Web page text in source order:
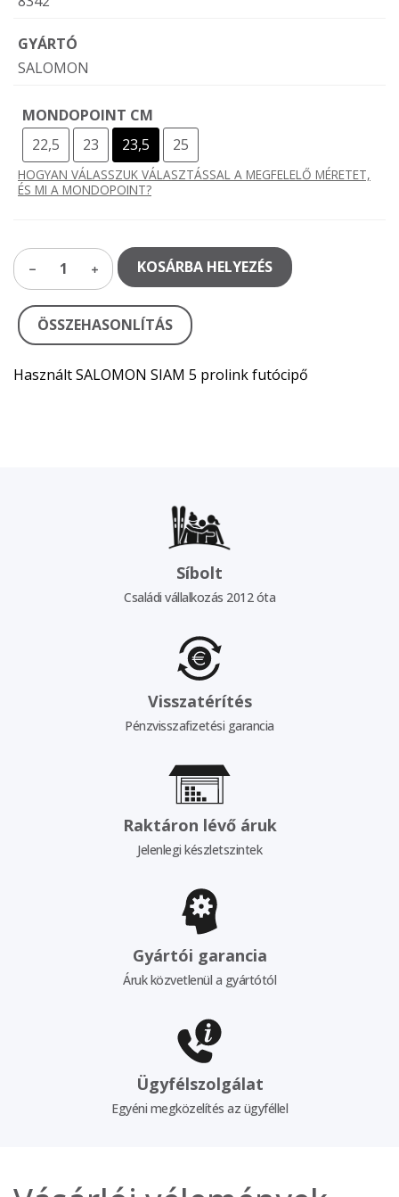
GYÁRTÓ
SALOMON
MONDOPOINT CM
22,5
23 23,5 25
HOGYAN VÁLASSZUK VÁLASZTÁSSAL A MEGFELELŐ MÉRETET,
ÉS MI A MONDOPOINT?
1 KOSÁRBA HELYEZÉS
ÖSSZEHASONLÍTÁS
Használt SALOMON SIAM 5 prolink futócipő
Síbolt
Családi vállalkozás 2012 óta
Visszatérítés
Pénzvisszafizetési garancia
Raktáron lévő áruk
Jelenlegi készletszintek
Gyártói garancia
Áruk közvetlenül a gyártótól
Ügyfélszolgálat
Egyéni megközelítés az ügyféllel